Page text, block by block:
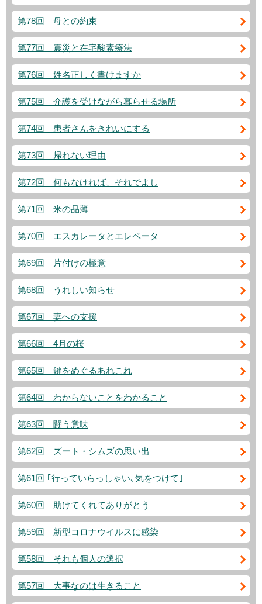
第78回 母との約束
第77回 震災と在宅酸素療法
第76回 姓名正しく書けますか
第75回 介護を受けながら暮らせる場所
第74回 患者さんをきれいにする
第73回 帰れない理由
第72回 何もなければ、それでよし
第71回 米の品薄
第70回 エスカレータとエレベータ
第69回 片付けの極意
第68回 うれしい知らせ
第67回 妻への支援
第66回 4月の桜
第65回 鍵をめぐるあれこれ
第64回 わからないことをわかること
第63回 闘う意味
第62回 ズート・シムズの思い出
第61回 ｢行っていらっしゃい､気をつけて｣
第60回 助けてくれてありがとう
第59回 新型コロナウイルスに感染
第58回 それも個人の選択
第57回 大事なのは生きること